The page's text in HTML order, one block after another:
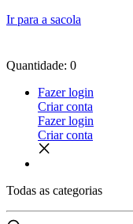
Ir para a sacola
Quantidade: 0
Fazer login
Criar conta
Fazer login
Criar conta
Todas as categorias